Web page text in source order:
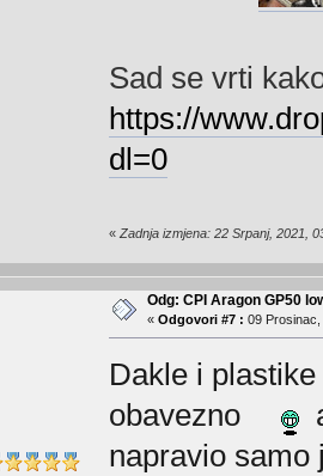
Sad se vrti
https://
dl=0
« Zadnja izmjena: 22 Srpanj, 2021,
Odg: CPI Aragon GP50
« Odgovori #7 : 09
Dakle i
obavezno
napravio samo